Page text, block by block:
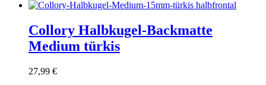
Collory Halbkugel-Backmatte
Medium türkis
27,99 €